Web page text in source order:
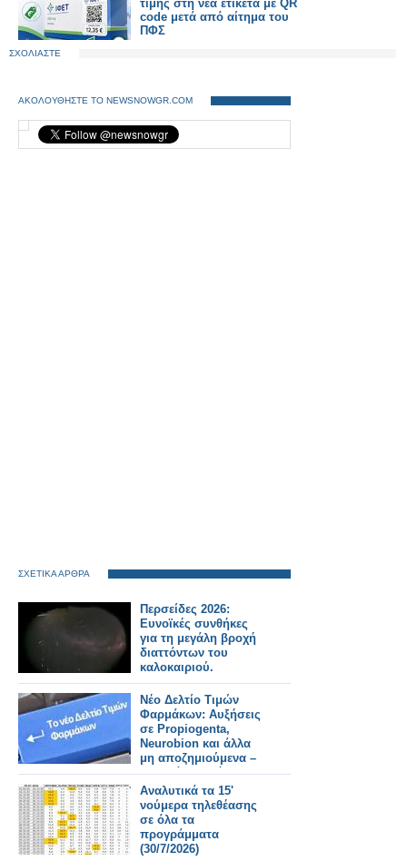
τιμής στη νέα ετικέτα με QR
code μετά από αίτημα του
ΠΦΣ
ΣΧΟΛΙΑΣΤΕ
ΑΚΟΛΟΥΘΗΣΤΕ ΤΟ NEWSNOWGR.COM
ΣΧΕΤΙΚΑ ΑΡΘΡΑ
Περσείδες 2026:
Ευνοϊκές συνθήκες
για τη μεγάλη βροχή
διαττόντων του
καλοκαιριού.
Νέο Δελτίο Τιμών
Φαρμάκων: Αυξήσεις
σε Propiogenta,
Neurobion και άλλα
μη αποζημιούμενα –
Τι αλλάζει από
31/7/2026
Αναλυτικά τα 15'
νούμερα τηλεθέασης
σε όλα τα
προγράμματα
(30/7/2026)